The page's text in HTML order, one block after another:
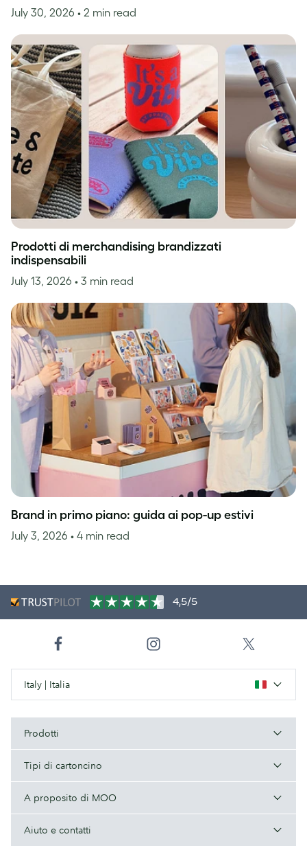
July 30, 2026 • 2 min read
Prodotti di merchandising brandizzati
indispensabili
July 13, 2026 • 3 min read
Brand in primo piano: guida ai pop-up estivi
July 3, 2026 • 4 min read
4,5/5
Italy | Italia
Prodotti
Tipi di cartoncino
A proposito di MOO
Aiuto e contatti